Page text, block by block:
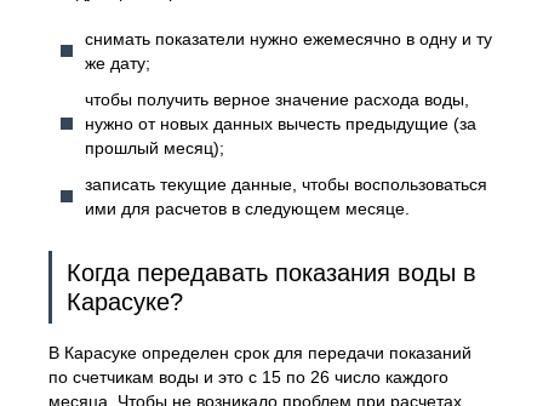
снимать показатели нужно ежемесячно в одну и ту
же дату;
чтобы получить верное значение расхода воды,
нужно от новых данных вычесть предыдущие (за
прошлый месяц);
записать текущие данные, чтобы воспользоваться
ими для расчетов в следующем месяце.
Когда передавать показания воды в
Карасуке?
В Карасуке определен срок для передачи показаний
по счетчикам воды и это с 15 по 26 число каждого
месяца. Чтобы не возникало проблем при расчетах,